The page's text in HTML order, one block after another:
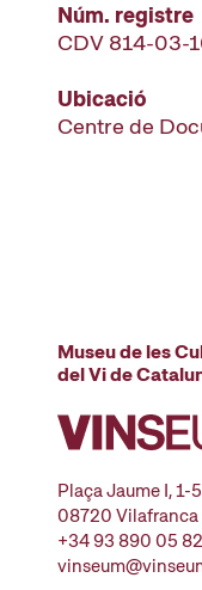
Núm. registre
CDV 814-03-
Ubicació
Centre de
Museu de les
del Vi de
Plaça Jaume I, 1-5
08720 Vilafranca
+34 93 890 05 82